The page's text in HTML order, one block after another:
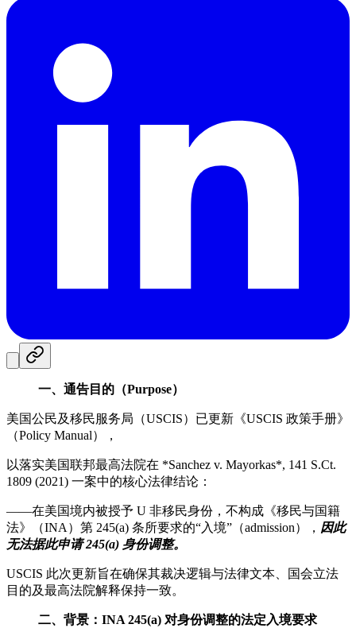
一、通告目的（Purpose）
美国公民及移民服务局（USCIS）已更新《USCIS 政策手册》
（Policy Manual），
以落实美国联邦最高法院在 *Sanchez v. Mayorkas*, 141 S.Ct.
1809 (2021) 一案中的核心法律结论：
——在美国境内被授予 U 非移民身份，不构成《移民与国籍
法》（INA）第 245(a) 条所要求的“入境”（admission）， 因此
无法据此申请 245(a) 身份调整。
USCIS 此次更新旨在确保其裁决逻辑与法律文本、国会立法
目的及最高法院解释保持一致。
二、背景：INA 245(a) 对身份调整的法定入境要求